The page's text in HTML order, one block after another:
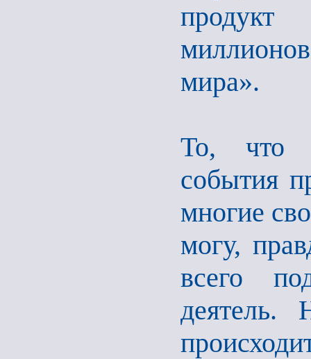
мира».
То, что
события
многие
могу,
всего